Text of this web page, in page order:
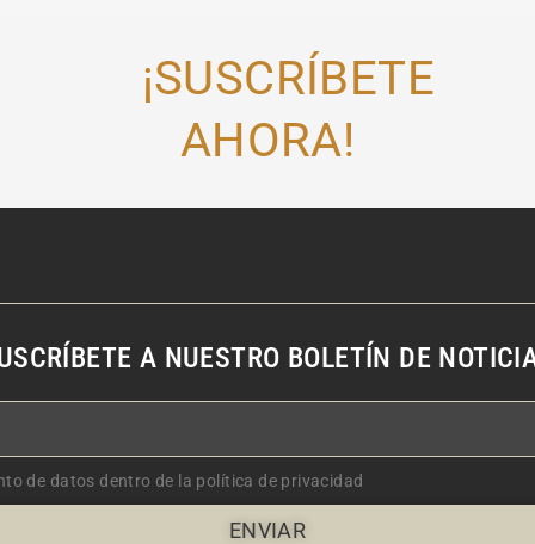
¡SUSCRÍBETE
AHORA!
A NUESTRO BOLETÍN DE
de datos dentro de la política de privacidad
ENVIAR